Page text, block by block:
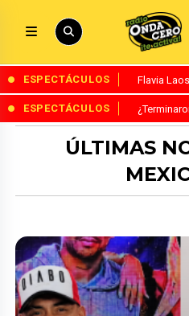
ESPECTÁCULOS Flavia
ESPECTÁCULOS
ÚLTIMAS